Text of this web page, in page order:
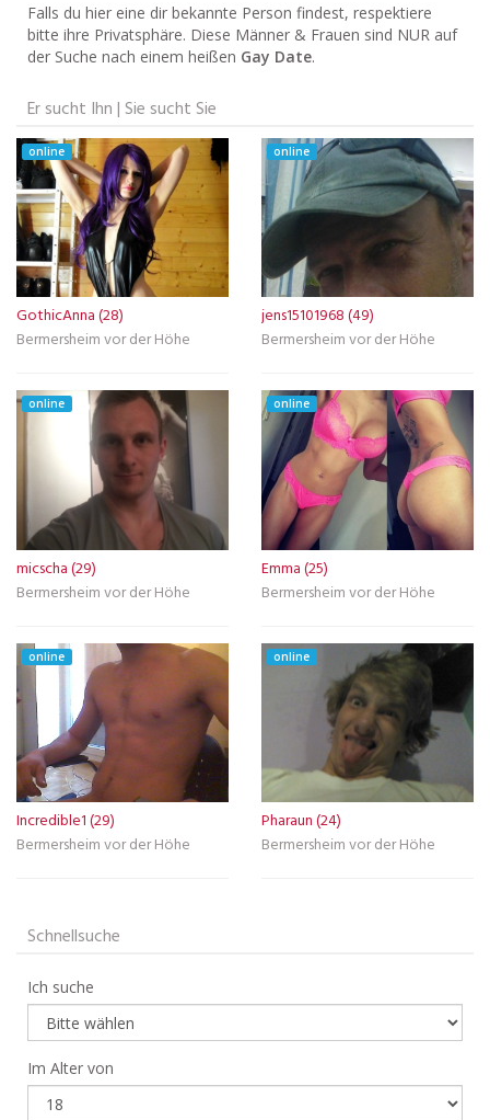
Falls du hier eine dir bekannte Person findest, respektiere
bitte ihre Privatsphäre. Diese Männer & Frauen sind NUR auf
der Suche nach einem heißen Gay Date.
Er sucht Ihn | Sie sucht Sie
online
GothicAnna (28)
Bermersheim vor der Höhe
online
jens15101968 (49)
Bermersheim vor der Höhe
online
micscha (29)
Bermersheim vor der Höhe
online
Emma (25)
Bermersheim vor der Höhe
online
Incredible1 (29)
Bermersheim vor der Höhe
online
Pharaun (24)
Bermersheim vor der Höhe
Schnellsuche
Ich suche
Im Alter von